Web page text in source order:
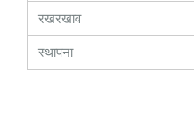
रखरखाव
स्थापना